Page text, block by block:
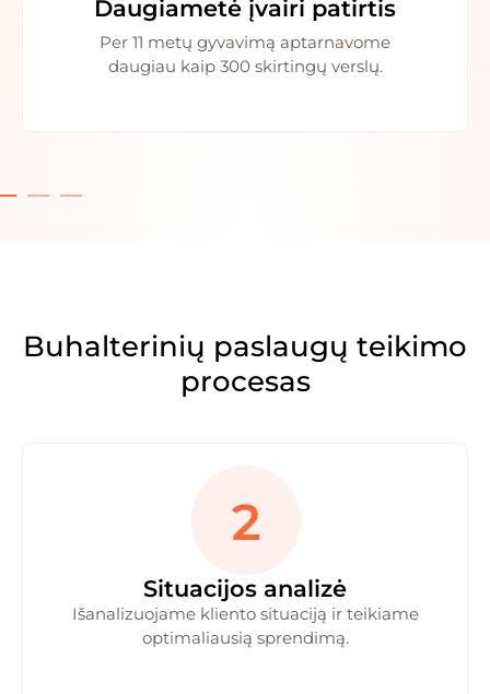
Daugiametė įvairi patirtis
Per 11 metų gyvavimą aptarnavome
daugiau kaip 300 skirtingų verslų.
Buhalterinių paslaugų teikimo
procesas
Situacijos analizė
Išanalizuojame kliento situaciją ir teikiame
optimaliausią sprendimą.